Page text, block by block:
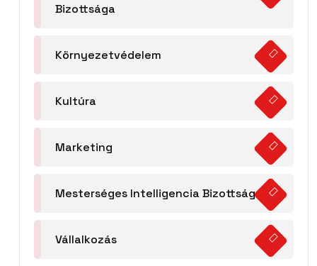
Bizottsága
Környezetvédelem
Kultúra
Marketing
Mesterséges Intelligencia Bizottság
Vállalkozás